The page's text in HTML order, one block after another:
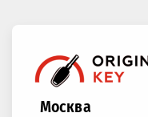
Москва